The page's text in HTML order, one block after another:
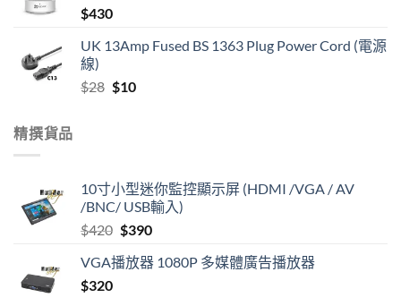
$430
UK 13Amp Fused BS 1363 Plug Power Cord (電源
線)
$28 Original
$10Current
精撰貨品
10寸小型迷你監控顯示屏 (HDMI /VGA / AV
/BNC/ USB輸入)
$420 Original
was:
$390Current
is:
VGA播放器 1080P 多媒體廣告播放器
$320